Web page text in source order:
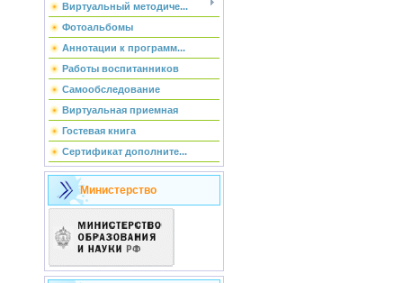
Виртуальный методиче...
Фотоальбомы
Аннотации к программ...
Работы воспитанников
Самообследование
Виртуальная приемная
Гостевая книга
Сертификат дополните...
Министерство